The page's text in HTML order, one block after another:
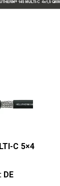
C 5×4
DE